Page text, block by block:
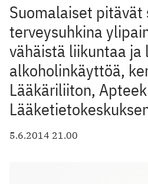
Suomalaiset pitävät
terveysuhkina
vähäistä liikuntaa ja
alkoholinkäyttöä,
Lääkäriliiton,
5.6.2014 21.00